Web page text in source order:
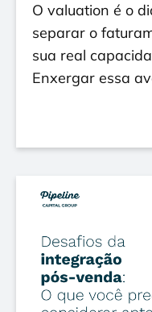
O valuation é o
separar o
sua real
Enxergar essa